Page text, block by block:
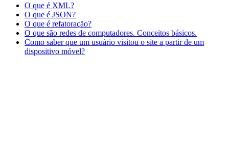
O que é XML?
O que é JSON?
O que é refatoração?
O que são redes de computadores. Conceitos básicos.
Como saber que um usuário visitou o site a partir de um
dispositivo móvel?